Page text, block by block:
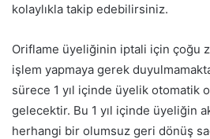
kolaylıkla takip edebilirsiniz.
Oriflame üyeliğinin iptali için çoğu
işlem yapmaya gerek
sürece 1 yıl içinde üyelik otomatik
gelecektir. Bu 1 yıl içinde üyeliğin
herhangi bir olumsuz geri dönüş